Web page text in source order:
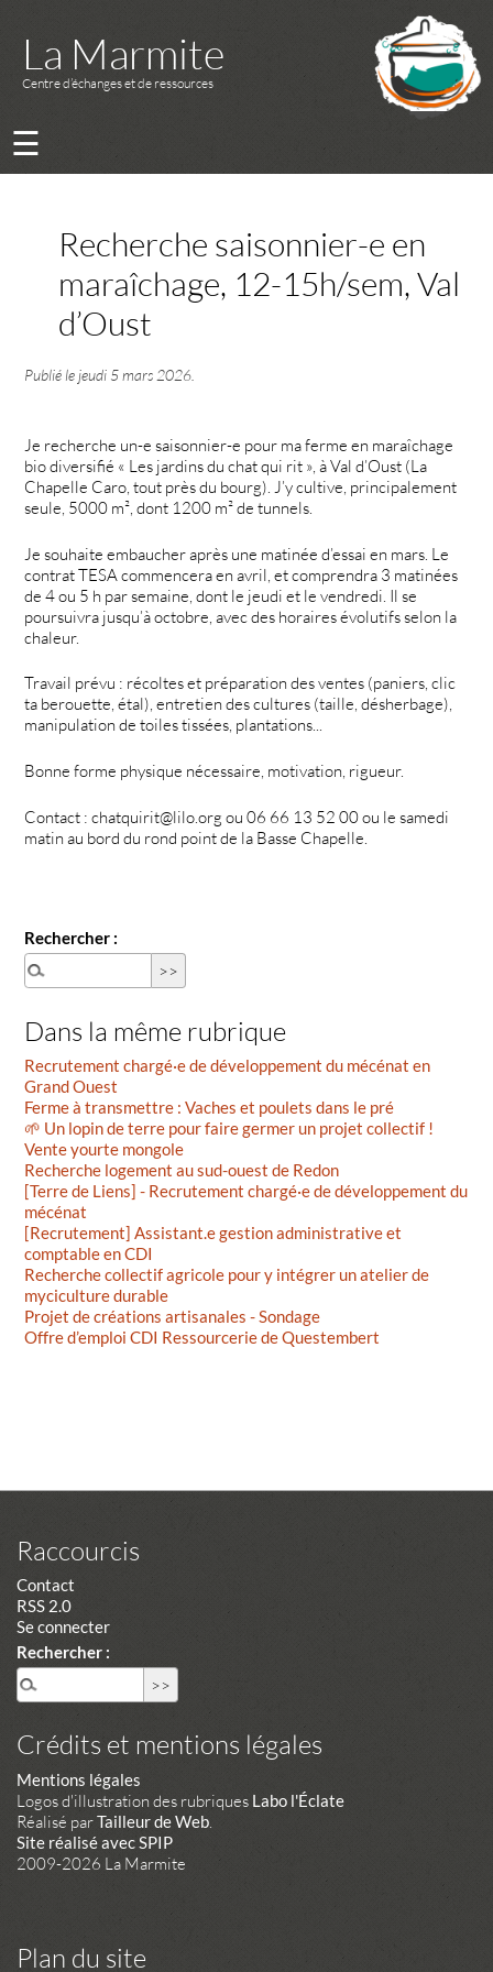
La Marmite
Centre d’échanges et de ressources
☰
Recherche saisonnier-e en
maraîchage, 12-15h/sem, Val
d’Oust
Publié le jeudi 5 mars 2026
Je recherche un-e saisonnier-e pour ma ferme en maraîchage
bio diversifié « Les jardins du chat qui rit », à Val d’Oust (La
Chapelle Caro, tout près du bourg). J’y cultive, principalement
seule, 5000 m², dont 1200 m² de tunnels.
Je souhaite embaucher après une matinée d’essai en mars. Le
contrat TESA commencera en avril, et comprendra 3 matinées
de 4 ou 5 h par semaine, dont le jeudi et le vendredi. Il se
poursuivra jusqu’à octobre, avec des horaires évolutifs selon la
chaleur.
Travail prévu : récoltes et préparation des ventes (paniers, clic
ta berouette, étal), entretien des cultures (taille, désherbage),
manipulation de toiles tissées, plantations...
Bonne forme physique nécessaire, motivation, rigueur.
Contact : chatquirit@lilo.org ou 06 66 13 52 00 ou le samedi
matin au bord du rond point de la Basse Chapelle.
Rechercher :
Dans la même rubrique
Recrutement chargé·e de développement du mécénat en
Grand Ouest
Ferme à transmettre : Vaches et poulets dans le pré
🌱 Un lopin de terre pour faire germer un projet collectif !
Vente yourte mongole
Recherche logement au sud-ouest de Redon
[Terre de Liens] - Recrutement chargé·e de développement du
mécénat
[Recrutement] Assistant.e gestion administrative et
comptable en CDI
Recherche collectif agricole pour y intégrer un atelier de
myciculture durable
Projet de créations artisanales - Sondage
Offre d’emploi CDI Ressourcerie de Questembert
Raccourcis
Contact
RSS 2.0
Se connecter
Rechercher :
Crédits et mentions légales
Mentions légales
Logos d'illustration des rubriques Labo l'Éclate
Réalisé parTailleur de Web
Site réalisé avec SPIP
2009-2026 La Marmite
Plan du site